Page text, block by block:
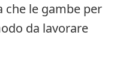
che le gambe per
da lavorare